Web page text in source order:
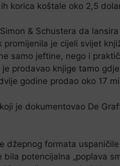
korica koštale oko 2,5
& Schustera da
je cijeli svijet
samo jeftine, nego i
prodavao knjige tamo
godine prodao oko 17
je dokumentovao De
formata
potencijalna „poplava